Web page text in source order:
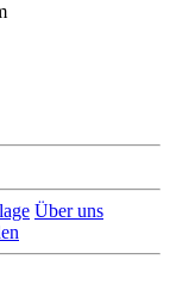
Über uns